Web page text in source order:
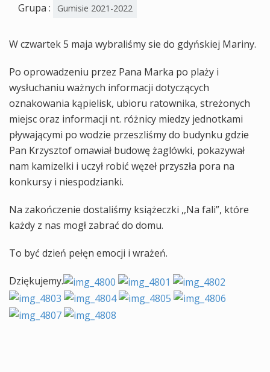
Grupa : Gumisie 2021-2022
W czwartek 5 maja wybraliśmy sie do gdyńskiej Mariny.
Po oprowadzeniu przez Pana Marka po plaży i
wysłuchaniu ważnych informacji dotyczących
oznakowania kąpielisk, ubioru ratownika, streżonych
miejsc oraz informacji nt. różnicy miedzy jednotkami
pływającymi po wodzie przeszliśmy do budynku gdzie
Pan Krzysztof omawiał budowę żaglówki, pokazywał
nam kamizelki i uczył robić węzeł przyszła pora na
konkursy i niespodzianki.
Na zakończenie dostaliśmy książeczki ,,Na fali”, które
każdy z nas mogł zabrać do domu.
To być dzień pełęn emocji i wrażeń.
Dziękujemy.